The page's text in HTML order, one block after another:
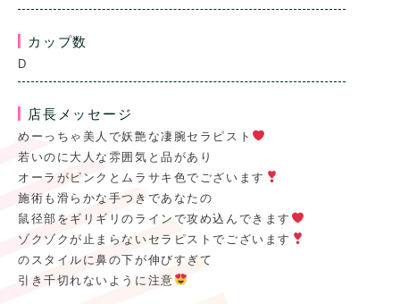
カップ数
D
店長メッセージ
めーっちゃ美人で妖艶な凄腕セラピスト
若いのに大人な雰囲気と品があり
オーラがピンクとムラサキ色でございます
施術も滑らかな手つきであなたの
鼠径部をギリギリのラインで攻め込んできます
ゾクゾクが止まらないセラピストでございます
のスタイルに鼻の下が伸びすぎて
引き千切れないように注意